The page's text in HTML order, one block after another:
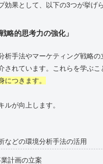
効果として、以下の3つが挙げら
略的思考力の強化」
析手法やマーケティング戦略
されています。これらを学ぶこ
につきます。
ルが向上します。
などの環境分析手法の活用
計画の立案